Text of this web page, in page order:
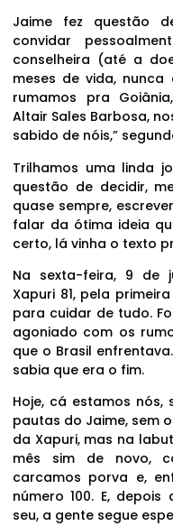
Jaime fez questão
convidar
conselheira (até a
meses de vida,
rumamos pra
Altair Sales Barbosa,
sabido de nóis,”
Trilhamos uma linda
questão de decidir,
quase sempre,
falar da ótima ideia
certo, lá vinha o texto
Na sexta-feira, 9 de
Xapuri 81, pela
para cuidar de tudo.
agoniado com os
que o Brasil
sabia que era o fim.
Hoje, cá estamos nós,
pautas do Jaime, sem
da Xapuri, mas na
mês sim de novo,
carcamos porva e,
número 100. E,
seu, a gente segue